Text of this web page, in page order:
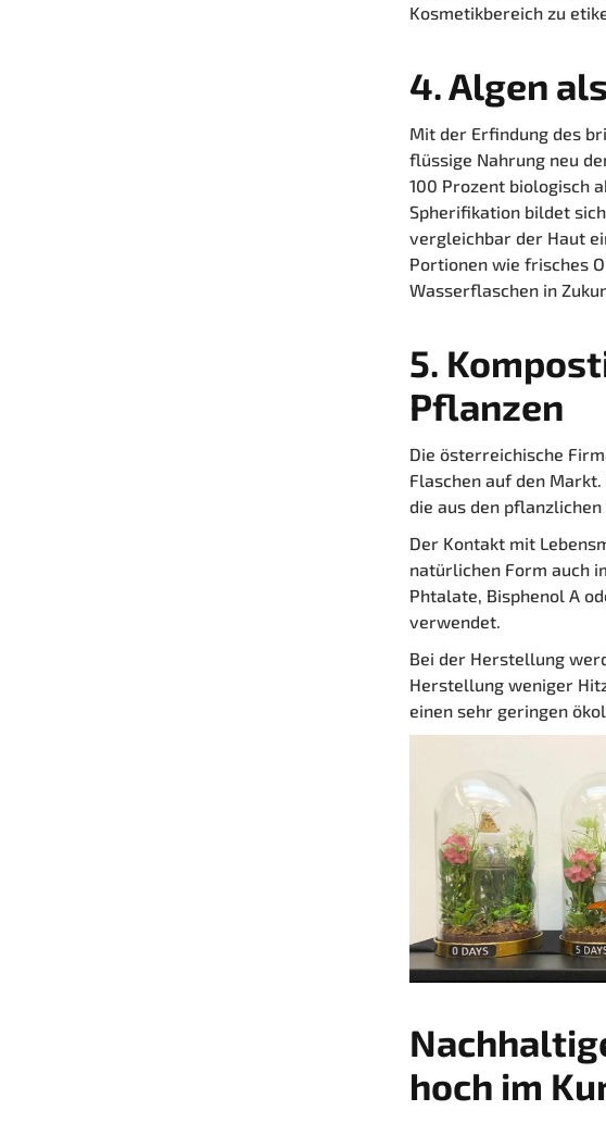
Kosmetikbereich zu
4. Algen
Mit der Erfindung des
flüssige Nahrung neu
100 Prozent biologisch
Spherifikation bildet
vergleichbar der Haut
Portionen wie frisches
Wasserflaschen in
5.
Pflanzen
Die österreichische Firma
Flaschen auf den
die aus den
Der Kontakt mit
natürlichen Form auch
Phtalate, Bisphenol A
verwendet.
Bei der Herstellung
Herstellung weniger
einen sehr geringen
hoch im